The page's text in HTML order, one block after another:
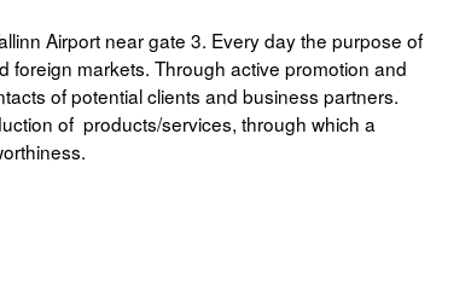
Airport near gate 3. Every day the purpose of
foreign markets. Through active promotion and
of potential clients and business partners.
of products/services, through which a